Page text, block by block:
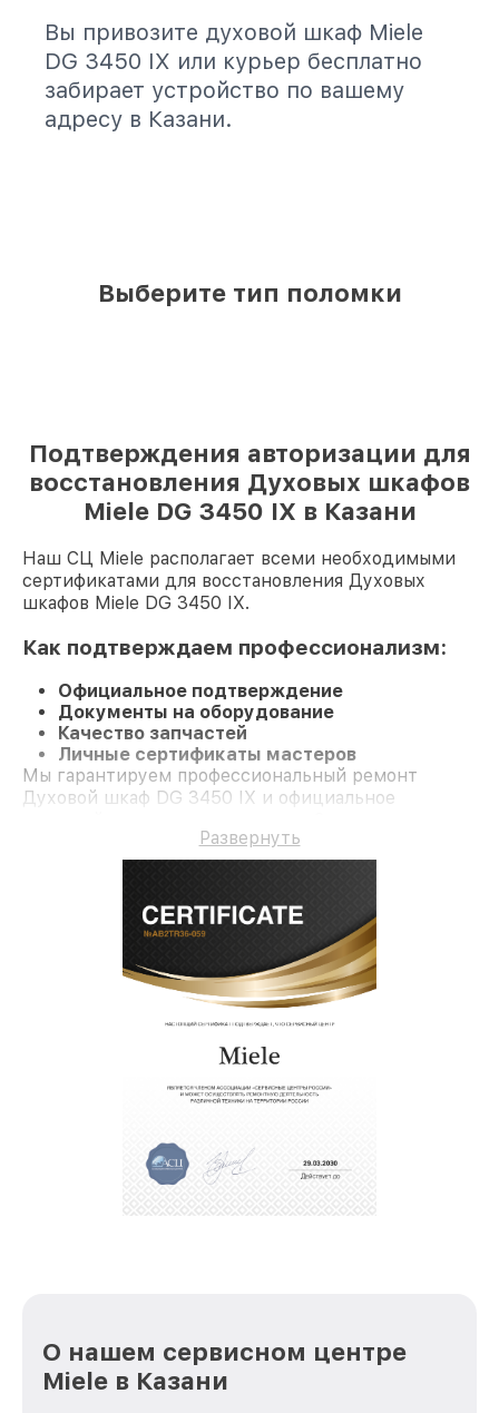
Вы привозите духовой шкаф Miele
DG 3450 IX или курьер бесплатно
забирает устройство по вашему
адресу в Казани.
Выберите тип поломки
Подтверждения авторизации для
восстановления Духовых шкафов
Miele DG 3450 IX в Казани
Наш СЦ Miele располагает всеми необходимыми
сертификатами для восстановления Духовых
шкафов Miele DG 3450 IX.
Как подтверждаем профессионализм:
Официальное подтверждение
Документы на оборудование
Качество запчастей
Личные сертификаты мастеров
Мы гарантируем профессиональный ремонт
Духовой шкаф DG 3450 IX и официальное
Развернуть
О нашем сервисном центре
Miele в Казани